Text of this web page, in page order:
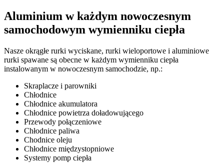
Aluminium w każdym nowoczesnym
samochodowym wymienniku ciepła
Nasze okrągłe rurki wyciskane, rurki wieloportowe i aluminiowe
rurki spawane są obecne w każdym wymienniku ciepła
instalowanym w nowoczesnym samochodzie, np.:
Skraplacze i parowniki
Chłodnice
Chłodnice akumulatora
Chłodnice powietrza doładowującego
Przewody połączeniowe
Chłodnice paliwa
Chodnice oleju
Chłodnice międzystopniowe
Systemy pomp ciepła